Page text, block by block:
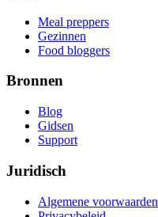
Meal preppers
Gezinnen
Food bloggers
Bronnen
Blog
Gidsen
Support
Juridisch
Algemene voorwaarden